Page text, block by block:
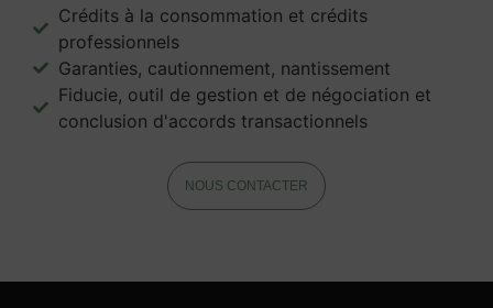
Crédits à la consommation et crédits
professionnels
Garanties, cautionnement, nantissement
Fiducie, outil de gestion et de négociation et
conclusion d'accords transactionnels
NOUS CONTACTER